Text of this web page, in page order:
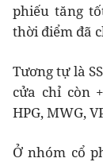
phiếu tăng
thời điểm đã
Tương tự là
cửa chỉ còn
HPG, MWG,
Ở nhóm cổ